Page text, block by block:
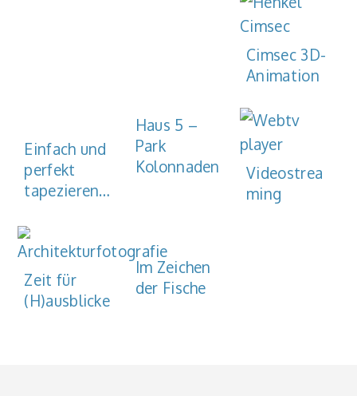
Cimsec 3D-
Animation
Einfach und
perfekt
tapezieren…
Haus 5 –
Park
Kolonnaden
Videostrea
ming
Zeit für
(H)ausblicke
Im Zeichen
der Fische